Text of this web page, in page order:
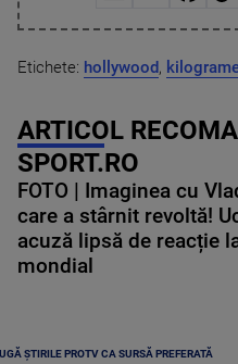
Etichete: hollywood,
ARTICOL
SPORT.RO
FOTO | Imaginea cu
care a stârnit revoltă!
acuză lipsă de reacție
mondial
ȘTIRILE PROTV CA SURSĂ PREFERATĂ